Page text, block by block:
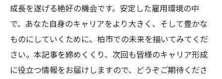
成長を遂げる絶好の機会です。安定した雇用環境の中
で、あなた自身のキャリアをより大きく、そして豊かな
ものにしていくために、柏市での未来を描いてみてくだ
さい。本記事を締めくくり、次回も皆様のキャリア形成
に役立つ情報をお届けしますので、どうぞご期待くださ